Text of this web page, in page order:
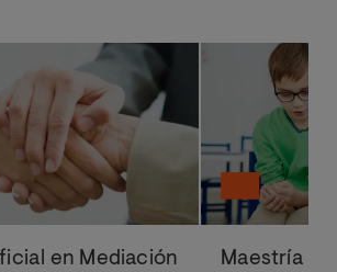
en Mediación
Maestría